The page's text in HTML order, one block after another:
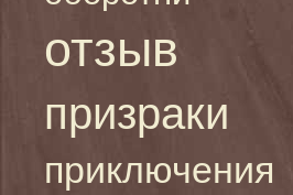
отзыв
призраки
приключения